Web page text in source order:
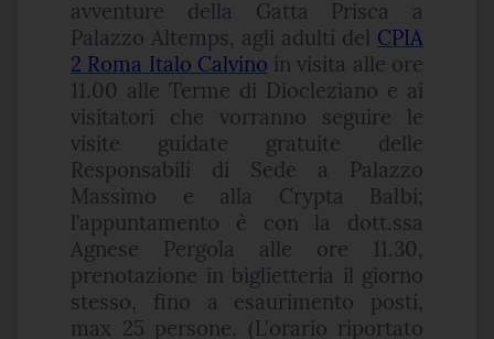
avventure della Gatta Prisca a
Palazzo Altemps, agli adulti del CPIA
2 Roma Italo Calvino in visita alle ore
11.00 alle Terme di Diocleziano e ai
visitatori che vorranno seguire le
visite guidate gratuite delle
Responsabili di Sede a Palazzo
Massimo e alla Crypta Balbi;
l’appuntamento è con la dott.ssa
Agnese Pergola alle ore 11.30,
prenotazione in biglietteria il giorno
stesso, fino a esaurimento posti,
max 25 persone. (L'orario riportato